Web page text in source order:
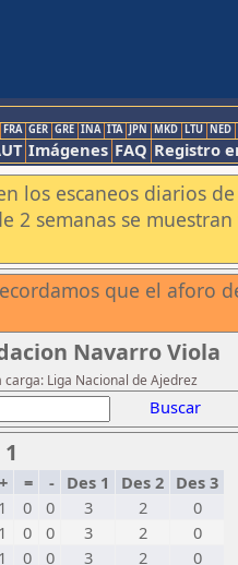
FRA GER GRE INA ITA JPN MKD LTU NED
Imágenes FAQ Registro
los escaneos diarios
2 semanas se
que el aforo
Navarro Viola
Liga Nacional de Ajedrez
Buscar
+ = - Des 1 Des 2 Des 3
1 0 0 3 2
0
1 0 0 3 2
0
1 0 0 3 2
0